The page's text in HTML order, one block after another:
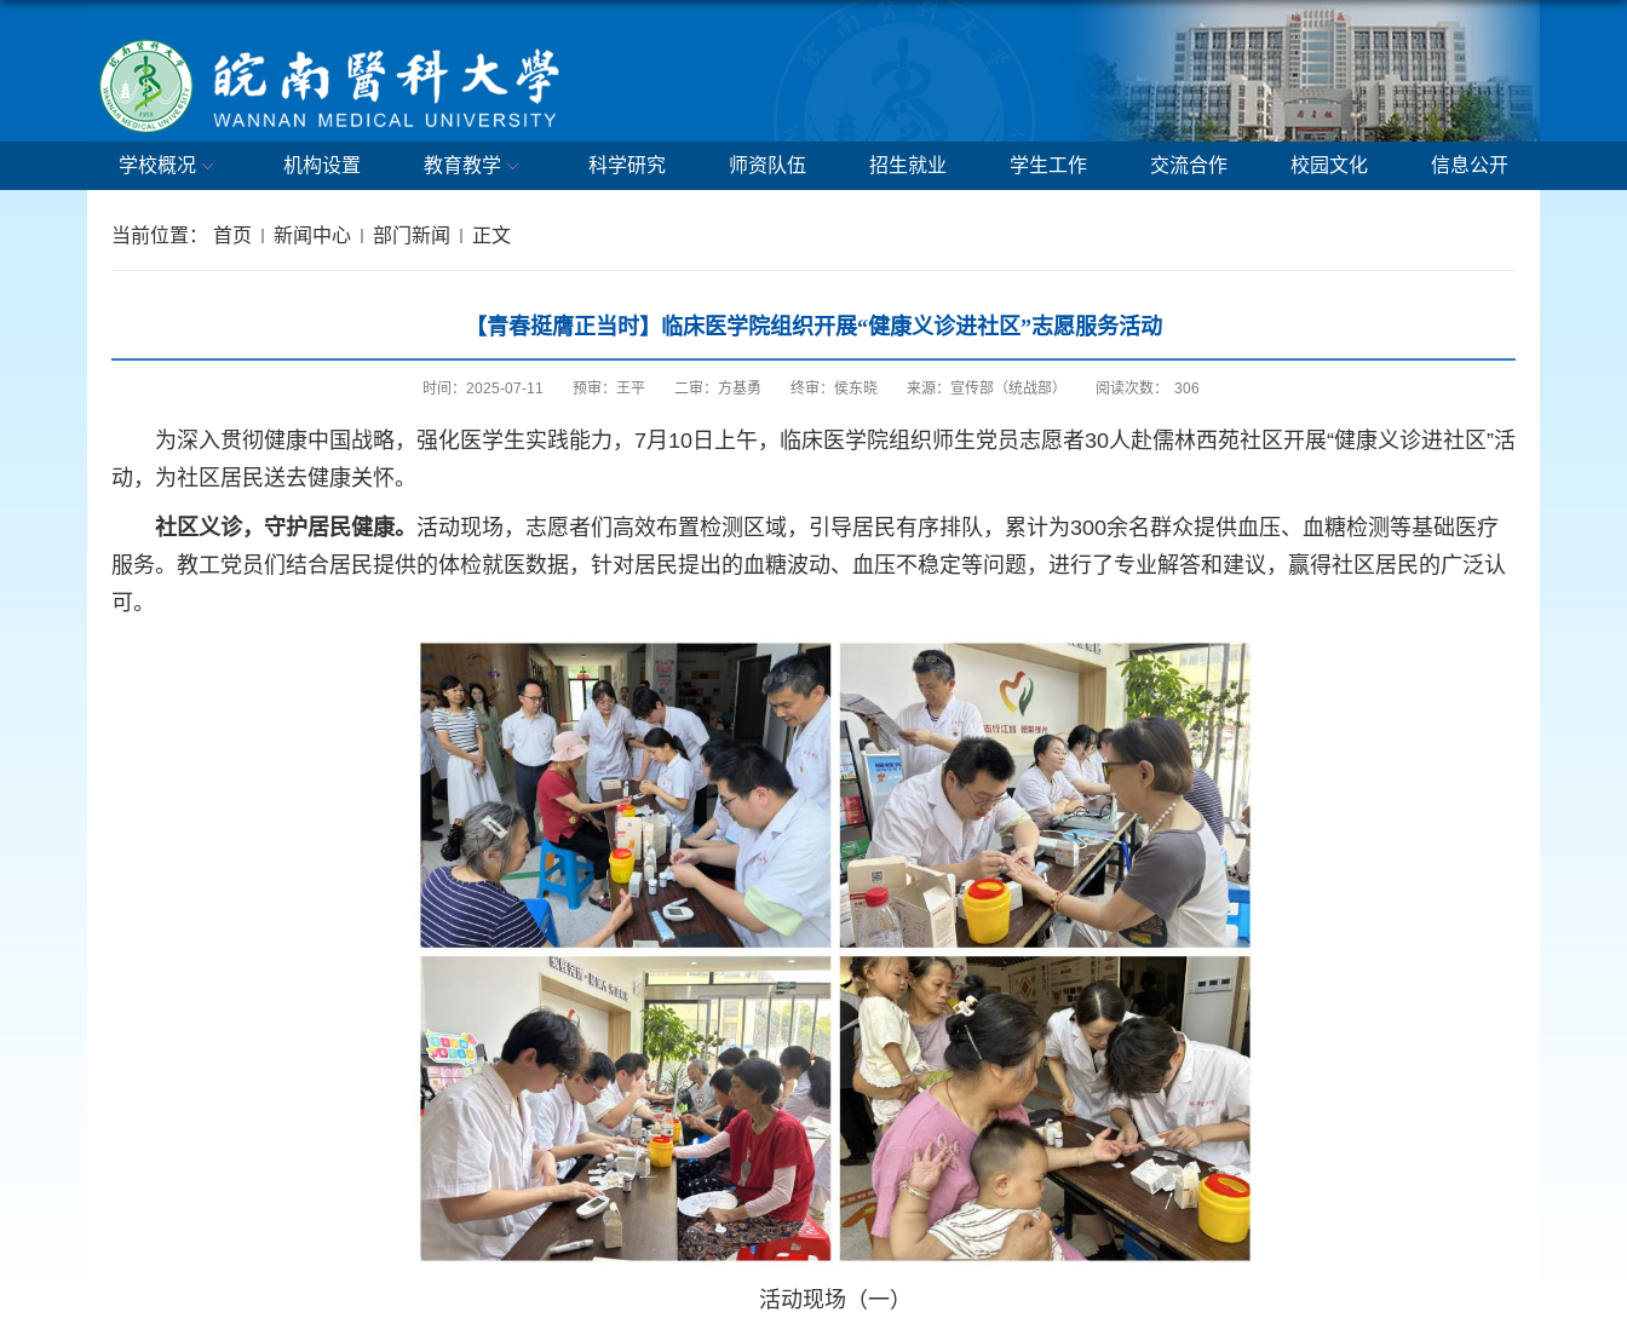
学校概况 机构设置 教育教学 科学研究 师资队伍 招生就业 学生工作 交流合作 校园文化 信息公开
当前位置： 首页 新闻中心 部门新闻 正文
【青春挺膺正当时】临床医学院组织开展“健康义诊进社区”志愿服务活动
时间：2025-07-11 预审：王平 二审：方基勇 终审：侯东晓 来源：宣传部（统战部） 阅读次数： 306
为深入贯彻健康中国战略，强化医学生实践能力，7月10日上午，临床医学院组织师生党员志愿者30人赴儒林西苑社区开展“健康义诊进社区”活
动，为社区居民送去健康关怀。
社区义诊，守护居民健康。 活动现场，志愿者们高效布置检测区域，引导居民有序排队，累计为300余名群众提供血压、血糖检测等基础医疗
服务。教工党员们结合居民提供的体检就医数据，针对居民提出的血糖波动、血压不稳定等问题，进行了专业解答和建议，赢得社区居民的广泛认
可。
活动现场（一）